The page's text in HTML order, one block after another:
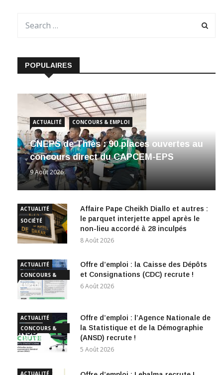
POPULAIRES
ACTUALITÉ CONCOURS & EMPLOI
CNEPS de Thiès : 90 places ouvertes au
concours direct du CAPCEM-EPS
9 Août 2026
ACTUALITÉ
SOCIÉTÉ
Affaire Pape Cheikh Diallo et autres :
le parquet interjette appel après le
non-lieu accordé à 28 inculpés
8 Août 2026
ACTUALITÉ
CONCOURS &
EMPLOI
Offre d’emploi : la Caisse des Dépôts
et Consignations (CDC) recrute !
6 Août 2026
ACTUALITÉ
CONCOURS &
EMPLOI
Offre d’emploi : l’Agence Nationale de
la Statistique et de la Démographie
(ANSD) recrute !
5 Août 2026
ACTUALITÉ